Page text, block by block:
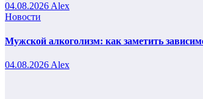
04.08.2026 Alex
Новости
Мужской алкоголизм: как заметить
04.08.2026 Alex